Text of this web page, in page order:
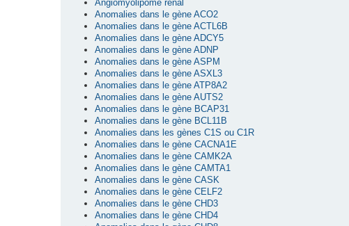
Angiomyolipome rénal
Anomalies dans le gène ACO2
Anomalies dans le gène ACTL6B
Anomalies dans le gène ADCY5
Anomalies dans le gène ADNP
Anomalies dans le gène ASPM
Anomalies dans le gène ASXL3
Anomalies dans le gène ATP8A2
Anomalies dans le gène AUTS2
Anomalies dans le gène BCAP31
Anomalies dans le gène BCL11B
Anomalies dans les gènes C1S ou C1R
Anomalies dans le gène CACNA1E
Anomalies dans le gène CAMK2A
Anomalies dans le gène CAMTA1
Anomalies dans le gène CASK
Anomalies dans le gène CELF2
Anomalies dans le gène CHD3
Anomalies dans le gène CHD4